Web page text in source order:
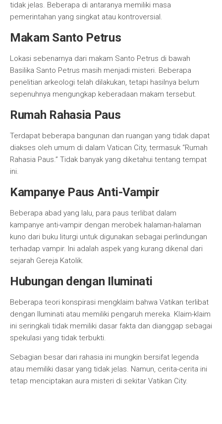
tidak jelas. Beberapa di antaranya memiliki masa
pemerintahan yang singkat atau kontroversial.
Makam Santo Petrus
Lokasi sebenarnya dari makam Santo Petrus di bawah
Basilika Santo Petrus masih menjadi misteri. Beberapa
penelitian arkeologi telah dilakukan, tetapi hasilnya belum
sepenuhnya mengungkap keberadaan makam tersebut.
Rumah Rahasia Paus
Terdapat beberapa bangunan dan ruangan yang tidak dapat
diakses oleh umum di dalam Vatican City, termasuk “Rumah
Rahasia Paus.” Tidak banyak yang diketahui tentang tempat
ini.
Kampanye Paus Anti-Vampir
Beberapa abad yang lalu, para paus terlibat dalam
kampanye anti-vampir dengan merobek halaman-halaman
kuno dari buku liturgi untuk digunakan sebagai perlindungan
terhadap vampir. Ini adalah aspek yang kurang dikenal dari
sejarah Gereja Katolik.
Hubungan dengan Iluminati
Beberapa teori konspirasi mengklaim bahwa Vatikan terlibat
dengan Iluminati atau memiliki pengaruh mereka. Klaim-klaim
ini seringkali tidak memiliki dasar fakta dan dianggap sebagai
spekulasi yang tidak terbukti.
Sebagian besar dari rahasia ini mungkin bersifat legenda
atau memiliki dasar yang tidak jelas. Namun, cerita-cerita ini
tetap menciptakan aura misteri di sekitar Vatikan City.